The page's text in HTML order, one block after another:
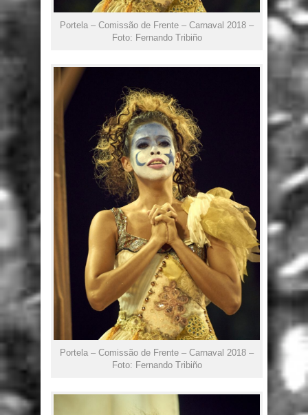
Portela – Comissão de Frente – Carnaval 2018 –
Foto: Fernando Tribiño
Portela – Comissão de Frente – Carnaval 2018 –
Foto: Fernando Tribiño